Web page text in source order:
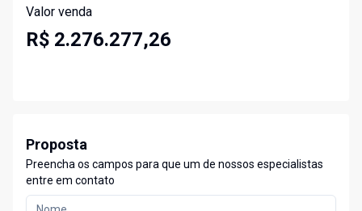
Valor venda
R$ 2.276.277,26
Proposta
Preencha os campos para que um de nossos especialistas
entre em contato